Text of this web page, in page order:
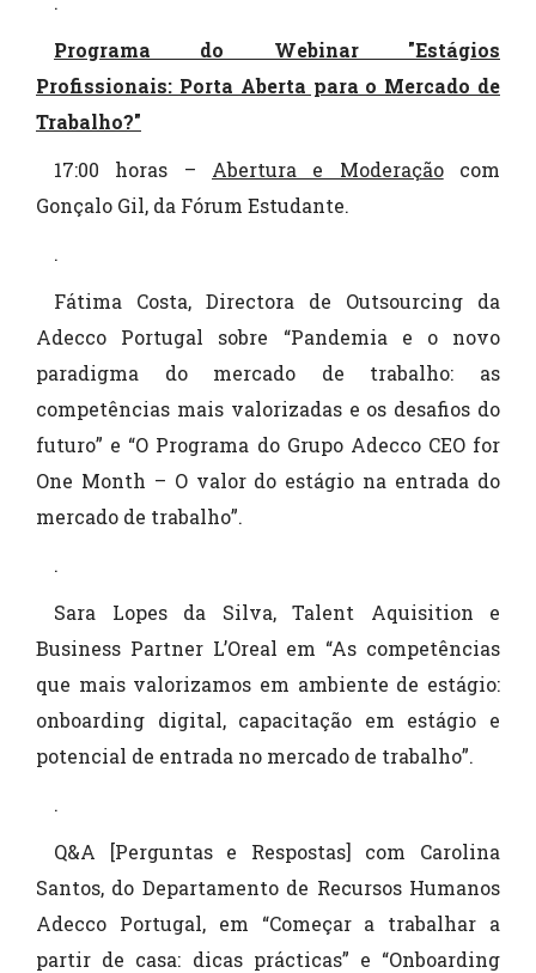
Programa do Webinar "Estágios
Profissionais: Porta Aberta para o Mercado de
Trabalho?"
17:00 horas – Abertura e Moderaçãocom
Gonçalo Gil, da Fórum Estudante.
.
Fátima Costa, Directora de Outsourcing da
Adecco Portugal sobre “Pandemia e o novo
paradigma do mercado de trabalho: as
competências mais valorizadas e os desafios do
futuro” e “O Programa do Grupo Adecco CEO for
One Month – O valor do estágio na entrada do
mercado de trabalho”.
.
Sara Lopes da Silva, Talent Aquisition e
Business Partner L’Oreal em “As competências
que mais valorizamos em ambiente de estágio:
onboarding digital, capacitação em estágio e
potencial de entrada no mercado de trabalho”.
.
Q&A [Perguntas e Respostas] com Carolina
Santos, do Departamento de Recursos Humanos
Adecco Portugal, em “Começar a trabalhar a
partir de casa: dicas prácticas” e “Onboarding